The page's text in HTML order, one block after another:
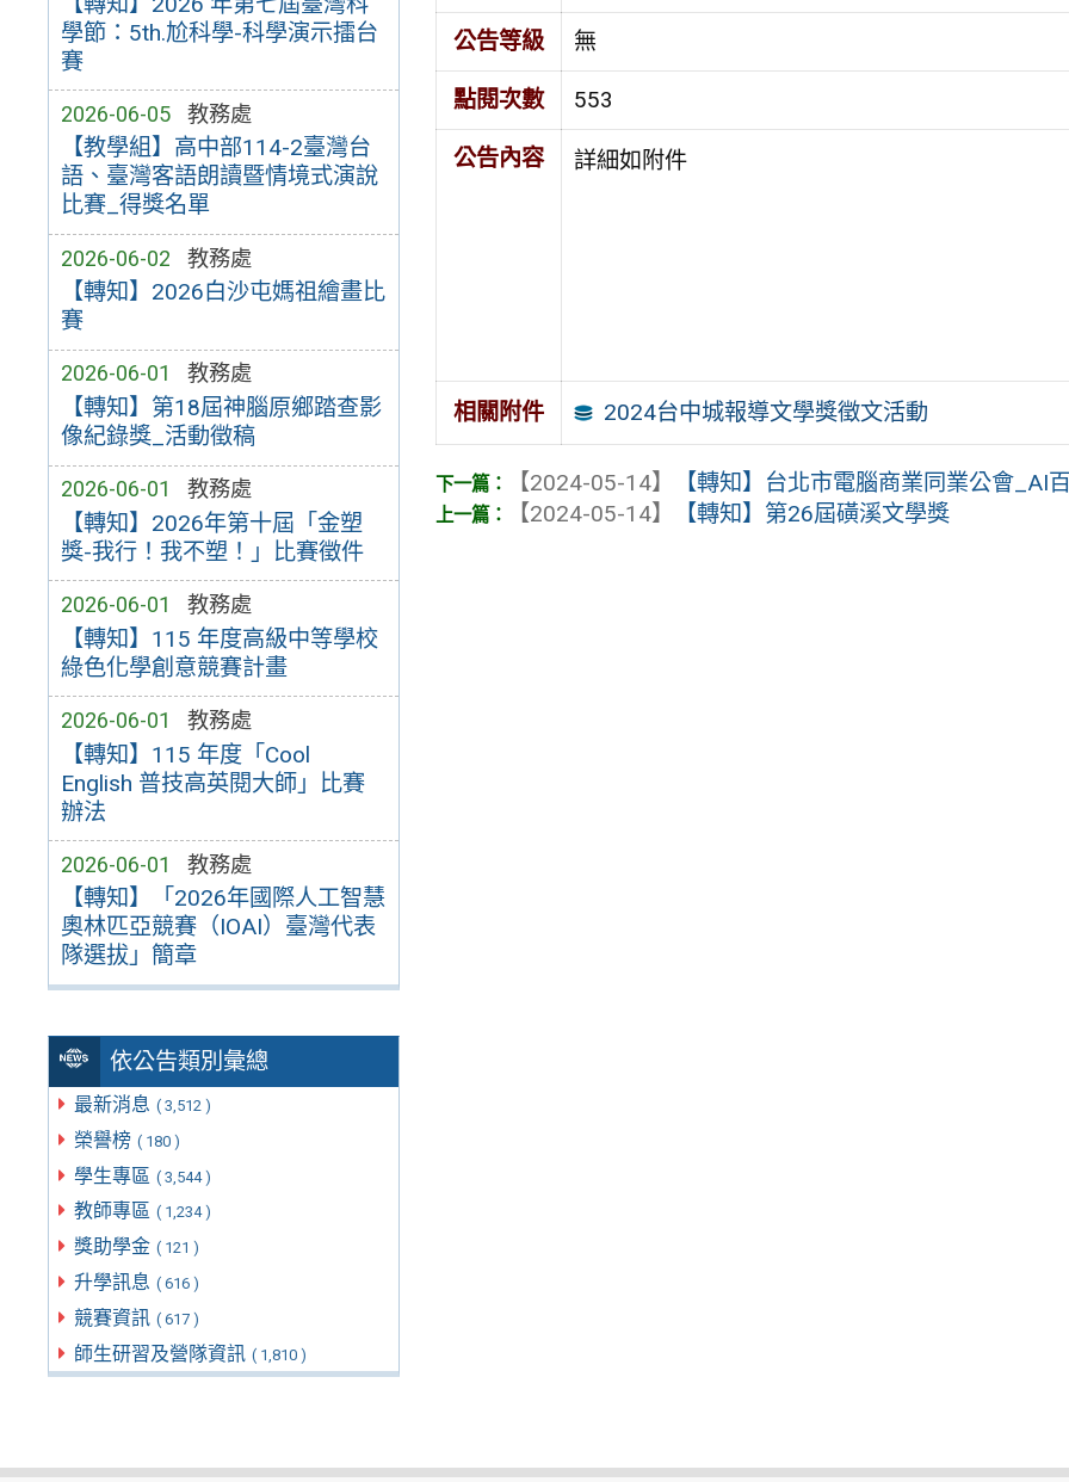
學節：5th.尬科學-科學演示擂台
賽
2026-06-05 教務處
【教學組】高中部114-2臺灣台
語、臺灣客語朗讀暨情境式演說
比賽_得獎名單
2026-06-02 教務處
【轉知】2026白沙屯媽祖繪畫比
賽
2026-06-01 教務處
【轉知】第18屆神腦原鄉踏查影
像紀錄獎_活動徵稿
2026-06-01 教務處
【轉知】2026年第十屆「金塑
獎-我行！我不塑！」比賽徵件
2026-06-01 教務處
【轉知】115 年度高級中等學校
綠色化學創意競賽計畫
2026-06-01 教務處
【轉知】115 年度「Cool
English 普技高英閱大師」比賽
辦法
2026-06-01 教務處
【轉知】「2026年國際人工智慧
奧林匹亞競賽（IOAI）臺灣代表
隊選拔」簡章
依公告類別彙總
最新消息 ( 3,512 )
榮譽榜 ( 180 )
學生專區 ( 3,544 )
教師專區 ( 1,234 )
獎助學金 ( 121 )
升學訊息 ( 616 )
競賽資訊 ( 617 )
師生研習及營隊資訊 ( 1,810 )
公告等級 無
點閱次數 553
公告內容 詳細如附件
相關附件 2024台中城報導文學獎徵文活動
【2024-05-14】
【轉知】台北市電腦商業同業公會_AI
【2024-05-14】
【轉知】第26屆磺溪文學獎